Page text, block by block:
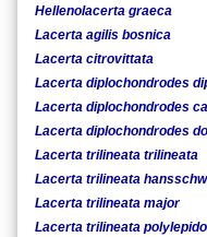
Hellenolacerta graeca
Lacerta agilis bosnica
Lacerta citrovittata
Lacerta diplochondrodes
Lacerta diplochondrodes
Lacerta diplochondrodes
Lacerta trilineata trilineata
Lacerta trilineata
Lacerta trilineata major
Lacerta trilineata